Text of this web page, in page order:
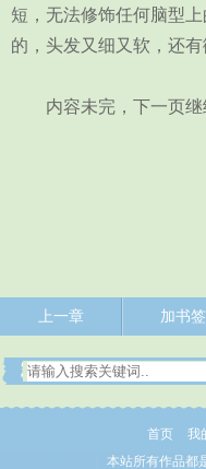
短，无法修饰任何脑型
的，头发又细又软，还
内容未完，下一页继
上一章 加书签
首页 我
本站所有作品都